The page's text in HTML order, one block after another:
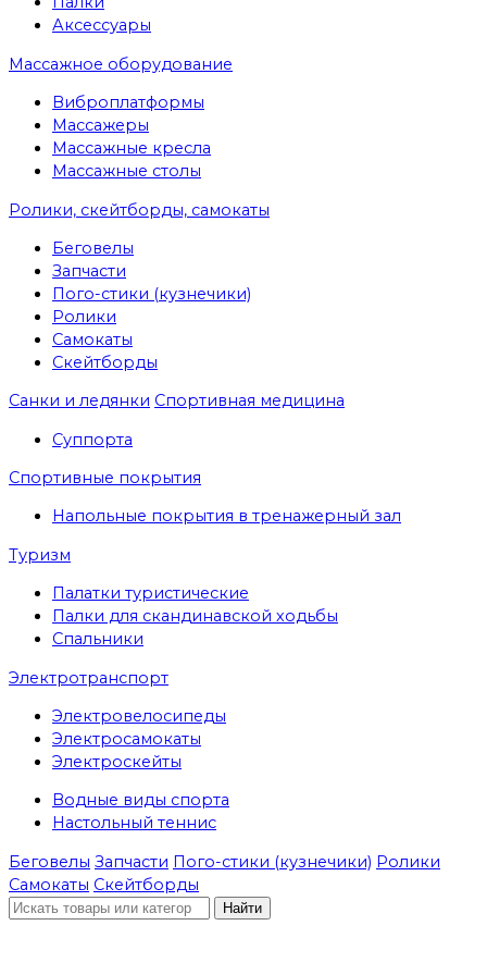
Аксессуары
Массажное оборудование
Виброплатформы
Массажеры
Массажные кресла
Массажные столы
Ролики, скейтборды, самокаты
Беговелы
Запчасти
Пого-стики (кузнечики)
Ролики
Самокаты
Скейтборды
Санки и ледянки Спортивная медицина
Суппорта
Спортивные покрытия
Напольные покрытия в тренажерный зал
Туризм
Палатки туристические
Палки для скандинавской ходьбы
Спальники
Электротранспорт
Электровелосипеды
Электросамокаты
Электроскейты
Водные виды спорта
Настольный теннис
Беговелы Запчасти Пого-стики (кузнечики) Ролики
Самокаты Скейтборды
Найти